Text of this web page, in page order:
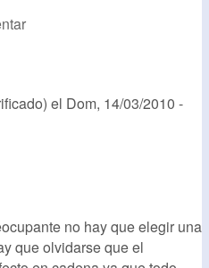
el Dom, 14/03/2010 -
no hay que elegir una
que olvidarse que el